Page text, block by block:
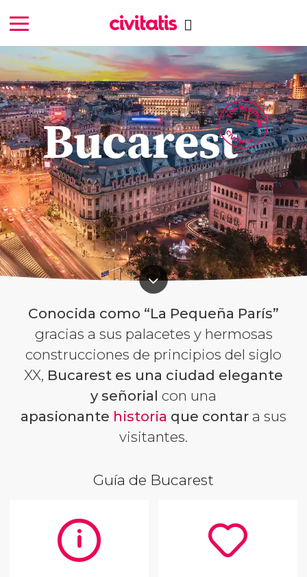
Bucarest
Conocida como “La Pequeña París”
gracias a sus palacetes y hermosas
construcciones de principios del siglo
XX, Bucarest es una ciudad elegante
y señorial con una
apasionante historia que contar a sus
visitantes.
Guía de Bucarest